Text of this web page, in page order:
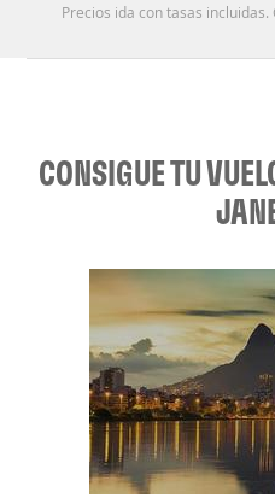
Precios ida con tasas
CONSIGUE TU